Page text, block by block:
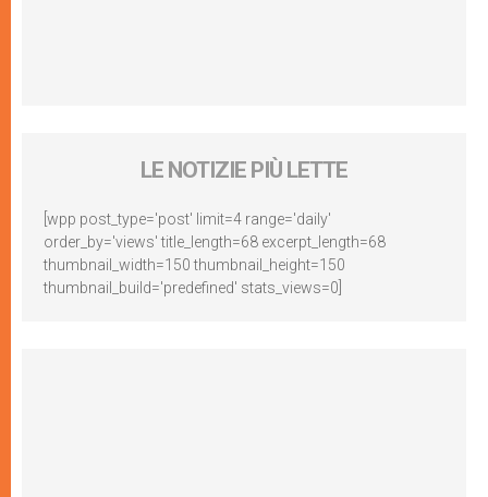
LE NOTIZIE PIÙ LETTE
[wpp post_type='post' limit=4 range='daily'
order_by='views' title_length=68 excerpt_length=68
thumbnail_width=150 thumbnail_height=150
thumbnail_build='predefined' stats_views=0]